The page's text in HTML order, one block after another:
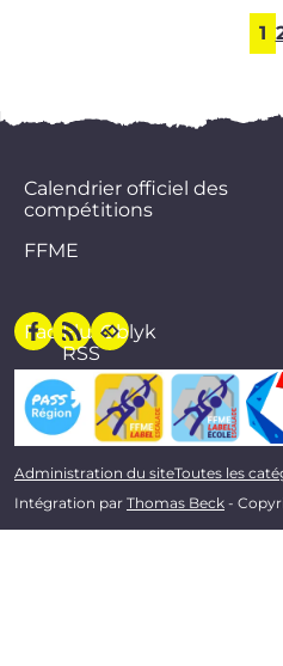
1
Calendrier officiel des
compétitions
FFME
Facebook
Flux
RSS
Oblyk
Administration du siteToutes les
Intégration par Thomas Beck -